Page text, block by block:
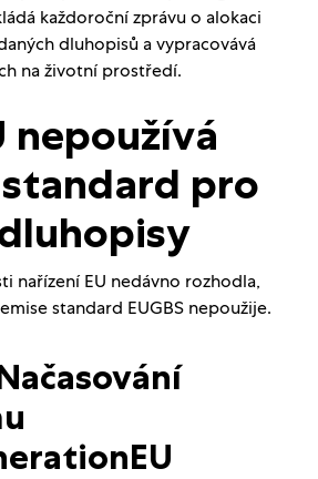
každoroční zprávu o alokaci
dluhopisů a vypracovává
na životní prostředí.
nepoužívá
pro
nařízení EU nedávno rozhodla,
standard EUGBS nepoužije.